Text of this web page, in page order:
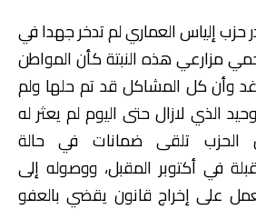
حزب إلياس العماري لم تدخر جهدا في
مزارعي هذه النبتة كأن المواطن
وأن كل المشاكل قد تم حلها ولم
الذي لازال حتى اليوم لم يعثر له
الحزب تلقى ضمانات في حالة
في أكتوبر المقبل، ووصوله إلى
على إخراج قانون يقضي بالعفو